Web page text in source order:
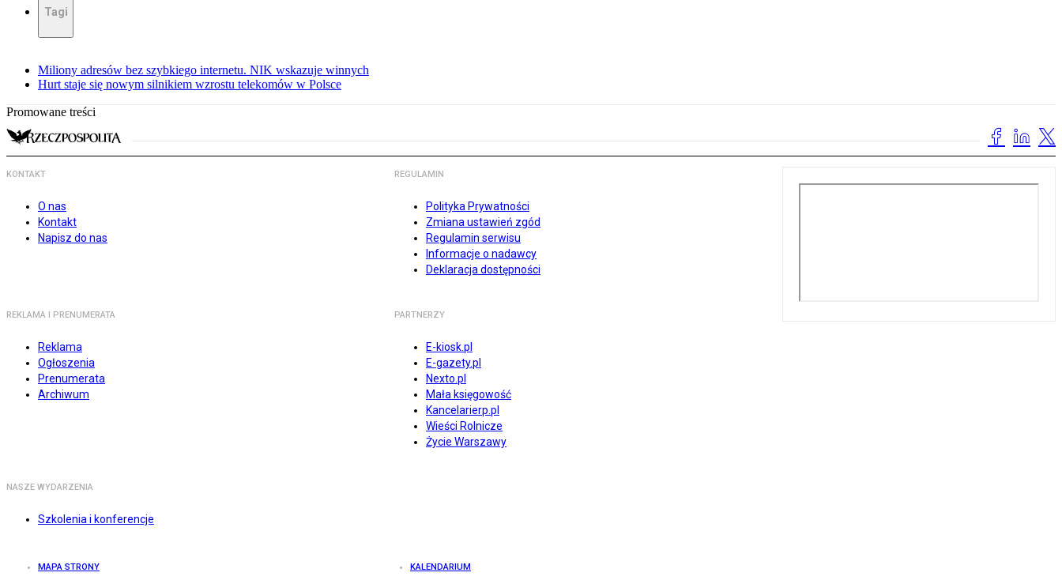
Tagi
Miliony adresów bez szybkiego internetu. NIK wskazuje winnych
Hurt staje się nowym silnikiem wzrostu telekomów w Polsce
Promowane treści
KONTAKT
O nas
Kontakt
Napisz do nas
REGULAMIN
Polityka Prywatności
Zmiana ustawień zgód
Regulamin serwisu
Informacje o nadawcy
Deklaracja dostępności
REKLAMA I PRENUMERATA
Reklama
Ogłoszenia
Prenumerata
Archiwum
PARTNERZY
E-kiosk.pl
E-gazety.pl
Nexto.pl
Mała księgowość
Kancelarierp.pl
Wieści Rolnicze
Życie Warszawy
NASZE WYDARZENIA
Szkolenia i konferencje
MAPA STRONY KALENDARIUM